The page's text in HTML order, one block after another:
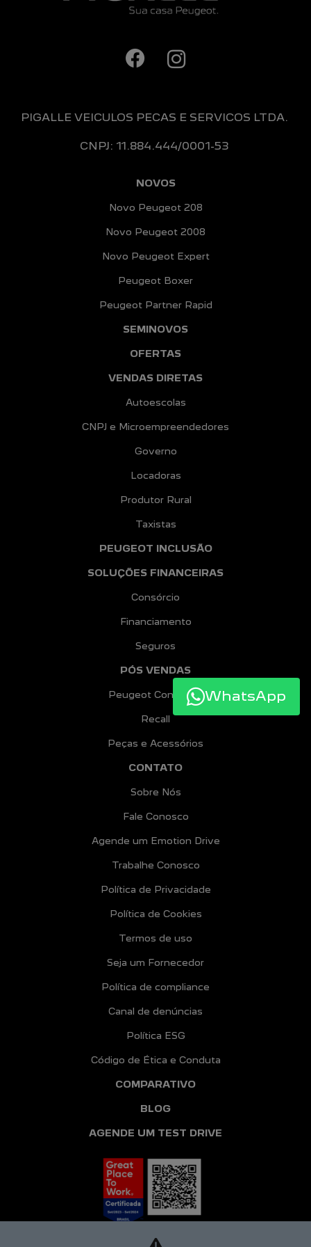
PIGALLE VEICULOS PECAS E SERVICOS LTDA.
CNPJ: 11.884.444/0001-53
NOVOS
Novo Peugeot 208
Novo Peugeot 2008
Novo Peugeot Expert
Peugeot Boxer
Peugeot Partner Rapid
SEMINOVOS
OFERTAS
VENDAS DIRETAS
Autoescolas
CNPJ e Microempreendedores
Governo
Locadoras
Produtor Rural
Taxistas
PEUGEOT INCLUSÃO
SOLUÇÕES FINANCEIRAS
Consórcio
Financiamento
Seguros
PÓS VENDAS
Peugeot Confiance
Recall
Peças e Acessórios
CONTATO
Sobre Nós
Fale Conosco
Agende um Emotion Drive
Trabalhe Conosco
Política de Privacidade
Política de Cookies
Termos de uso
Seja um Fornecedor
Política de compliance
Canal de denúncias
Política ESG
Código de Ética e Conduta
COMPARATIVO
BLOG
AGENDE UM TEST DRIVE
WhatsApp